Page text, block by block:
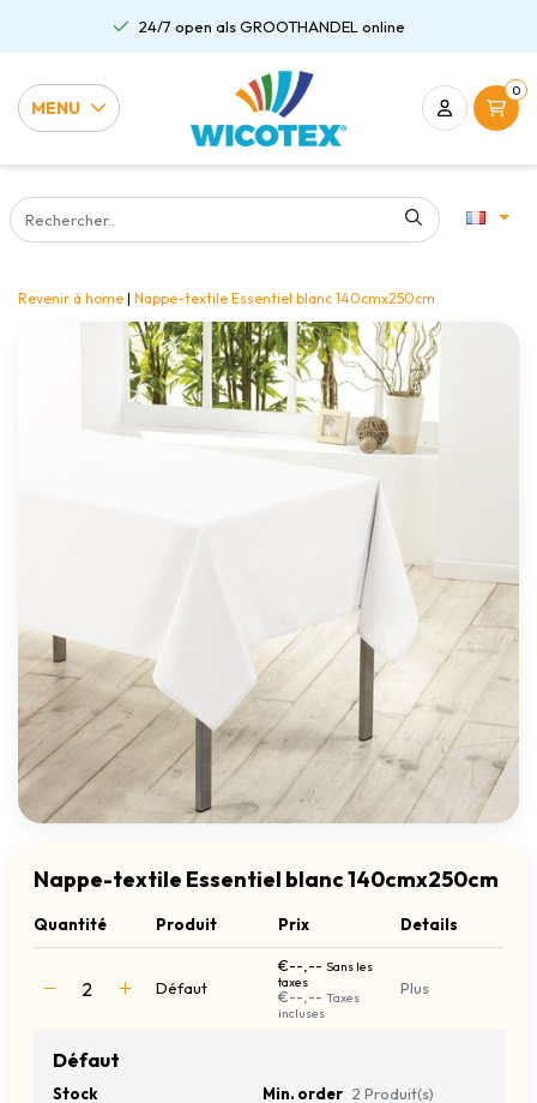
24/7 open als GROOTHANDEL online
MENU
0
Revenir à home | Nappe-textile Essentiel blanc 140cmx250cm
Nappe-textile Essentiel blanc 140cmx250cm
Quantité Produit Prix Details
Défaut
€--,-- Sans les
taxes
€--,-- Taxes
incluses
Plus
Défaut
Stock
Min. order 2 Produit(s)